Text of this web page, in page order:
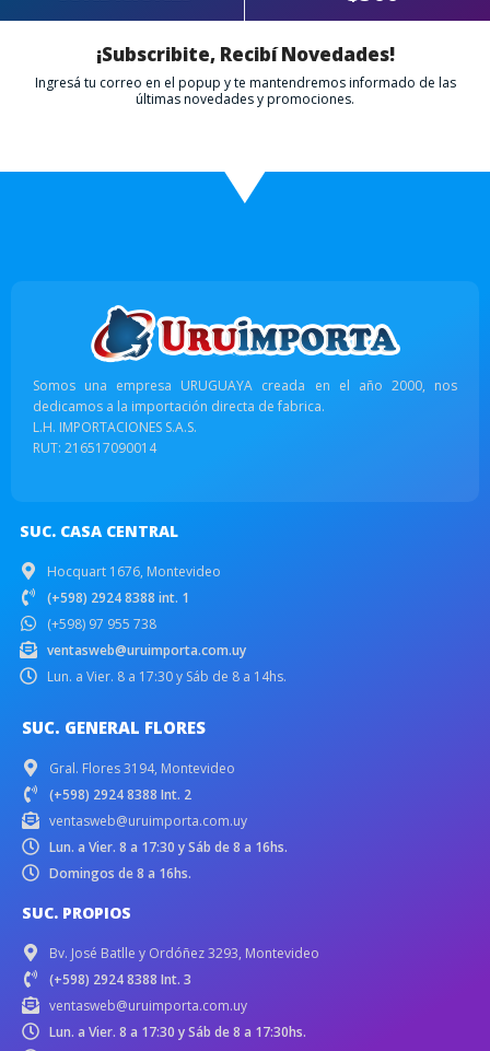
¡Subscribite, Recibí Novedades!
Ingresá tu correo en el popup y te mantendremos informado de las
últimas novedades y promociones.
Somos una empresa URUGUAYA creada en el año 2000, nos
dedicamos a la importación directa de fabrica.
L.H. IMPORTACIONES S.A.S.
RUT: 216517090014
SUC. CASA CENTRAL
Hocquart 1676, Montevideo
(+598) 2924 8388 int. 1
(+598) 97 955 738
ventasweb@uruimporta.com.uy
Lun. a Vier. 8 a 17:30 y Sáb de 8 a 14hs.
SUC. GENERAL FLORES
Gral. Flores 3194, Montevideo
(+598) 2924 8388 Int. 2
ventasweb@uruimporta.com.uy
Lun. a Vier. 8 a 17:30 y Sáb de 8 a 16hs.
Domingos de 8 a 16hs.
SUC. PROPIOS
Bv. José Batlle y Ordóñez 3293, Montevideo
(+598) 2924 8388 Int. 3
ventasweb@uruimporta.com.uy
Lun. a Vier. 8 a 17:30 y Sáb de 8 a 17:30hs.